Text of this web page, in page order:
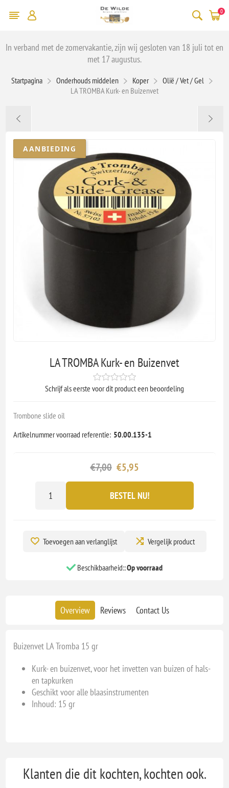
0
In verband met de zomervakantie, zijn wij gesloten van 18 juli tot en
met 17 augustus.
Startpagina Onderhouds middelen Koper
Olië / Vet / Gel
LA TROMBA Kurk- en Buizenvet
AANBIEDING
LA TROMBA Kurk- en Buizenvet
Schrijf als eerste voor dit product een beoordeling
Trombone slide oil
Artikelnummer voorraad referentie: 50.00.135-1
€7,00 €5,95
BESTEL NU!
Toevoegen aan verlanglijst Vergelijk product
Beschikbaarheid::Op voorraad
Overview Reviews Contact Us
Buizenvet LA Tromba 15 gr
Kurk- en buizenvet, voor het invetten van buizen of hals-
en tapkurken
Geschikt voor alle blaasinstrumenten
Inhoud: 15 gr
Klanten die dit kochten, kochten ook.